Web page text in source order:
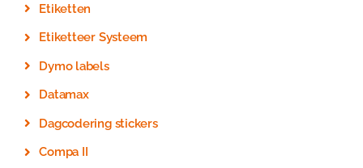
Etiketten
Etiketteer Systeem
Dymo labels
Datamax
Dagcodering stickers
Compa II